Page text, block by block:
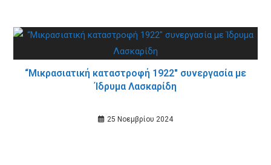
“Μικρασιατική καταστροφή 1922″ συνεργασία με
Ίδρυμα Λασκαρίδη
25 Νοεμβρίου 2024